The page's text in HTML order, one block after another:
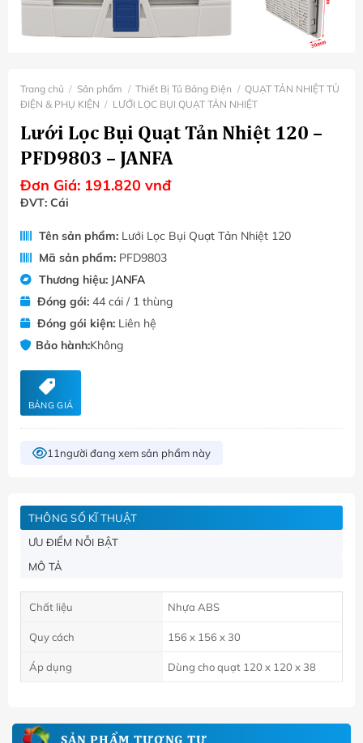
Trang chủ / Sản phẩm / Thiết Bị Tủ Bảng Điện / QUẠT TẢN NHIỆT TỦ
ĐIỆN & PHỤ KIỆN / LƯỚI LỌC BỤI QUẠT TẢN NHIỆT
Lưới Lọc Bụi Quạt Tản Nhiệt 120 –
PFD9803 – JANFA
Đơn Giá: 191.820 vnđ
ĐVT: Cái
Tên sản phẩm:Lưới Lọc Bụi Quạt Tản Nhiệt 120
Mã sản phẩm:PFD9803
Thương hiệu: JANFA
Đóng gói:44 cái / 1 thùng
Đóng gói kiện:Liên hệ
Bảo hành:Không
BẢNG GIÁ
11người đang xem sản phẩm này
THÔNG SỐ KĨ THUẬT
ƯU ĐIỂM NỖI BẬT
MÔ TẢ
Chất liệu Nhựa ABS
Quy cách 156 x 156 x 30
Áp dụng Dùng cho quạt 120 x 120 x 38
SẢN PHẨM TƯƠNG TỰ